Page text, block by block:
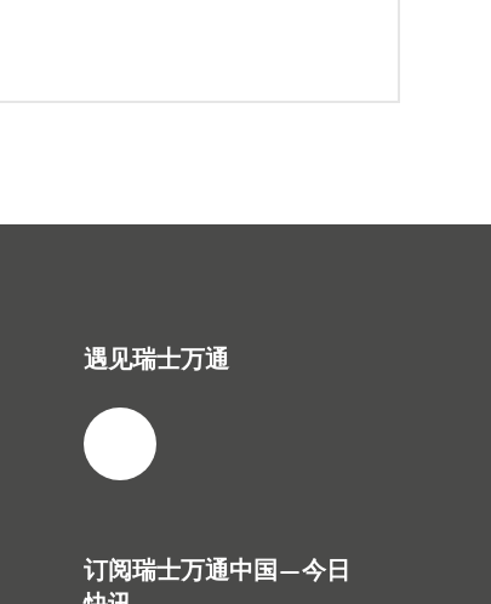
遇见瑞士万通
订阅瑞士万通中国—今日